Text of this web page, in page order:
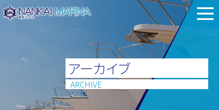
アーカイブ
ARCHIVE